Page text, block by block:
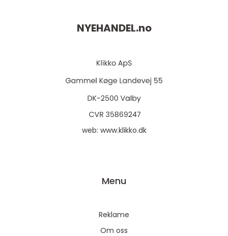
NYEHANDEL.no
web: www.klikko.dk
Menu
Reklame
Om oss